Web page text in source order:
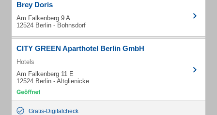
Brey Doris
Am Falkenberg 9 A
12524 Berlin - Bohnsdorf
CITY GREEN Aparthotel Berlin GmbH
Hotels
Am Falkenberg 11 E
12524 Berlin - Altglienicke
Gratis-Digitalcheck